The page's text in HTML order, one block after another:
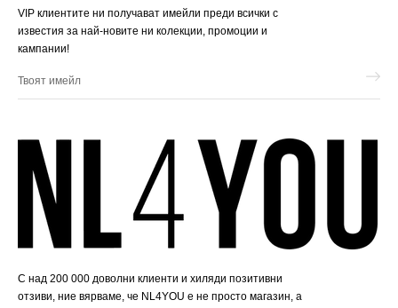
С над 200 000 доволни клиенти и хиляди позитивни
отзиви, ние вярваме, че NL4YOU е не просто магазин, а
VIP клиентите ни получават имейли преди всички с
известия за най-новите ни колекции, промоции и
кампании!
Твоят
имейл